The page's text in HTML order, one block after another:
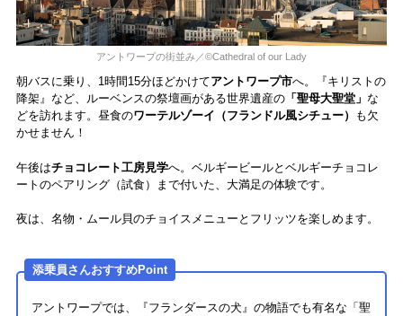
アントワープの街並み／©Cathedral of our Lady
朝バスに乗り、1時間15分ほどかけてアントワープ市へ。『キリストの
降架』など、ルーベンスの祭壇画がある世界遺産の「聖母大聖堂」 な
どを訪れます。昼食のワーテルゾーイ（フランドル風シチュー）
も欠
かせません！
午後はチョコレート工房見学へ。ベルギービールとベルギーチョコレ
ートのペアリング（試食）まで付いた、大満足の体験です。
夜は、名物・ムール貝のチョイスメニューとフリッツを楽しめます。
添乗員さんおすすめPoint
アントワープでは、『フランダースの犬』の物語でも有名な「聖